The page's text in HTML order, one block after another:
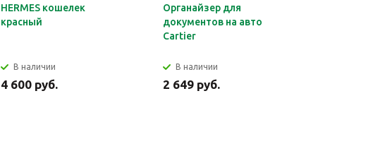
HERMES кошелек
красный
В наличии
4 600 руб.
Органайзер для
документов на авто
Cartier
В наличии
2 649 руб.